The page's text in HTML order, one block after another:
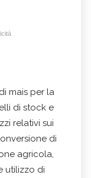
mais per la
di stock e
relativi sui
di
agricola,
utilizzo di